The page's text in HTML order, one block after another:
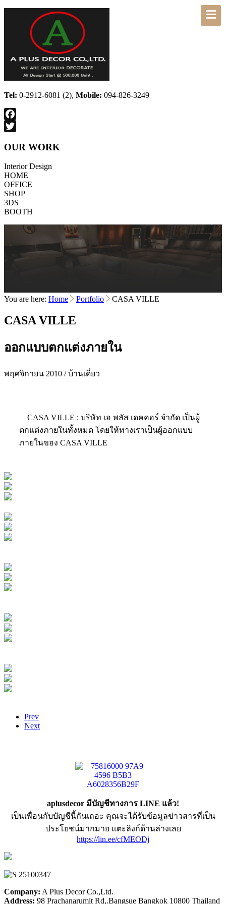
Tel: 0-2912-6081 (2), Mobile: 094-826-3249
Facebook
OUR WORK
Interior Design
HOME
OFFICE
SHOP
3DS
BOOTH
You are here: Home Portfolio CASA VILLE
CASA VILLE
ออกแบบตกแต่งภายใน
พฤศจิกายน 2010 / บ้านเดี่ยว
CASA VILLE : บริษัท เอ พลัส เดคคอร์ จำกัด เป็นผู้
ตกแต่งภายในทั้งหมด โดยให้ทางเราเป็นผู้ออกแบบ
ภายในของ CASA VILLE
Prev
Next
aplusdecor มีบัญชีทางการ LINE แล้ว!
เป็นเพื่อนกับบัญชีนี้กันเถอะ คุณจะได้รับข้อมูลข่าวสารที่เป็น
ประโยชน์มากมาย แตะลิงก์ด้านล่างเลย
https://lin.ee/cfMEODj
Company: A Plus Decor Co.,Ltd.
Address: 98 Prachanarumit Rd,.Bangsue Bangkok 10800 Thailand